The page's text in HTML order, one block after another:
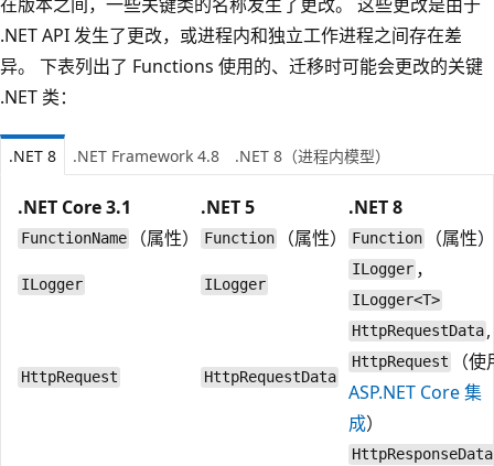
.NET API 发生了更改，或进程内和独立工作进程之间存在差
异。 下表列出了 Functions 使用的、迁移时可能会更改的关键
.NET 类：
.NET 8 .NET Framework 4.8 .NET 8（进程内模型）
.NET Core 3.1 .NET 5 .NET 8
FunctionName （属性） Function （属性） Function （属性
ILogger ILogger
ILogger ，
ILogger<T>
HttpRequest HttpRequestData
HttpRequestData ,
HttpRequest
（
ASP.NET Core 集
成）
HttpResponseData